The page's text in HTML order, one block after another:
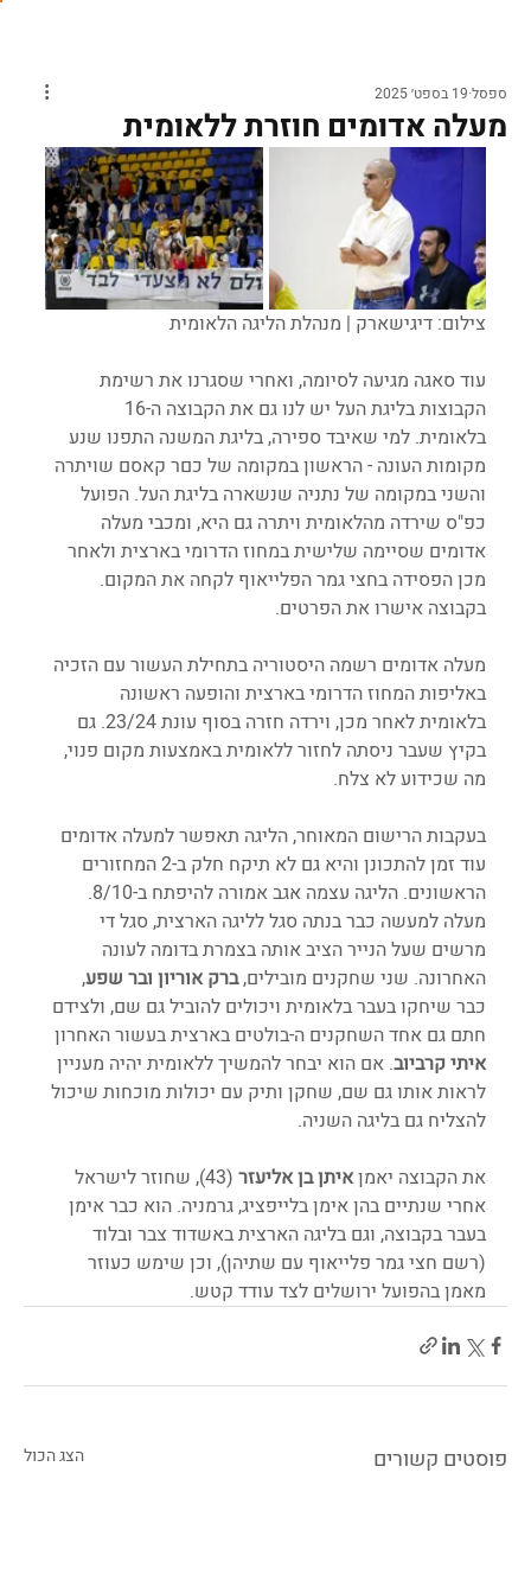
מעלה אדומים חוזרת ללאומית
ספסל 19 בספט׳ 2025
צילום: דיגישארק | מנהלת הליגה הלאומית
עוד סאגה מגיעה לסיומה, ואחרי שסגרנו את רשימת
בלאומית. למי שאיבד ספירה, בליגת המשנה התפנו שנע
מקומות העונה - הראשון במקומה של כםר קאסם שויתרה
והשני במקומה של נתניה שנשארה בליגת העל. הפועל
כפ"ס שירדה מהלאומית ויתרה גם היא, ומכבי מעלה
אדומים שסיימה שלישית במחוז הדרומי בארצית ולאחר
מכן הפסידה בחצי גמר הפלייאוף לקחה את המקום.
בקבוצה אישרו את הפרטים.
מעלה אדומים רשמה היסטוריה בתחילת העשור עם הזכיה
באליפות המחוז הדרומי בארצית והופעה ראשונה
בלאומית לאחר מכן, וירדה חזרה בסוף עונת 23/24. גם
בקיץ שעבר ניסתה לחזור ללאומית באמצעות מקום פנוי,
מה שכידוע לא צלח.
בעקבות הרישום המאוחר, הליגה תאפשר למעלה אדומים
עוד זמן להתכונן והיא גם לא תיקח חלק ב-2 המחזורים
הראשונים. הליגה עצמה אגב אמורה להיפתח ב-8/10.
מעלה למעשה כבר בנתה סגל לליגה הארצית, סגל די
מרשים שעל הנייר הציב אותה בצמרת בדומה לעונה
האחרונה. שני שחקנים מובילים, ברק אוריון ובר שפע,
כבר שיחקו בעבר בלאומית ויכולים להוביל גם שם, ולצידם
חתם גם אחד השחקנים ה-בולטים בארצית בעשור האחרון
איתיקרביוב. אם הוא יבחר להמשיך ללאומית יהיה מעניין
לראות אותו גם שם, שחקן ותיק עם יכולות מוכחות שיכול
להצליח גם בליגה השניה.
את הקבוצה יאמן איתן בן אליעזר
(43), שחוזר לישראל
אחרי שנתיים בהן אימן בלייפציג, גרמניה. הוא כבר אימן
בעבר בקבוצה, וגם בליגה הארצית באשדוד צבר ובלוד
(רשם חצי גמר פלייאוף עם שתיהן), וכן שימש כעוזר
מאמן בהפועל ירושלים לצד עודד קטש.
פוסטים קשורים הצג הכול